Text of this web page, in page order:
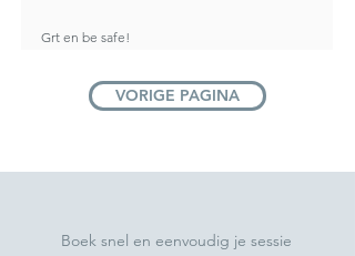
Grt en be safe!
VORIGE PAGINA
Boek snel en eenvoudig je sessie